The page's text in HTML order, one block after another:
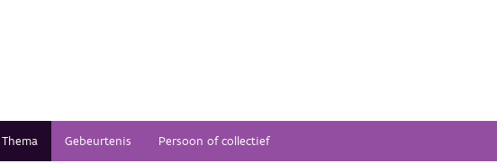
Thema Gebeurtenis Persoon of collectief